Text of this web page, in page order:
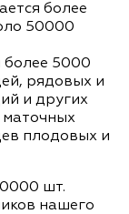
более
50000
более 5000
рядовых и
и других
маточных
плодовых и
шт.
нашего